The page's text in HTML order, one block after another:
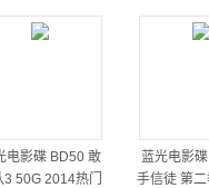
电影碟 BD50 敢
3 50G 2014热门
蓝光电影
手信徒 第